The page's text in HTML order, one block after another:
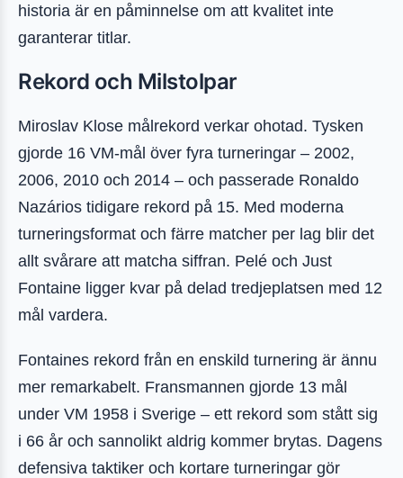
historia är en påminnelse om att kvalitet inte
garanterar titlar.
Rekord och Milstolpar
Miroslav Klose målrekord verkar ohotad. Tysken
gjorde 16 VM-mål över fyra turneringar – 2002,
2006, 2010 och 2014 – och passerade Ronaldo
Nazários tidigare rekord på 15. Med moderna
turneringsformat och färre matcher per lag blir det
allt svårare att matcha siffran. Pelé och Just
Fontaine ligger kvar på delad tredjeplatsen med 12
mål vardera.
Fontaines rekord från en enskild turnering är ännu
mer remarkabelt. Fransmannen gjorde 13 mål
under VM 1958 i Sverige – ett rekord som stått sig
i 66 år och sannolikt aldrig kommer brytas. Dagens
defensiva taktiker och kortare turneringar gör